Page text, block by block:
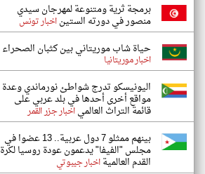
برمجة ثرية ومتنوعة لمهرجان سيدي
منصور في دورته الستيناخبار تونس
حياة شاب موريتاني بين كثبان الصحراء
اخبار موريتانيا
اليونيسكو تدرج شواطئ نورماندي وعدة
مواقع أخرى أحدها في بلد عربي على
قائمة التراث العالمياخبار جزر القمر
بينهم ممثلو 7 دول عربية.. 13 عضوا في
مجلس "الفيفا" يدعمون عودة روسيا لكرة
القدم العالميةاخبار جيبوتي